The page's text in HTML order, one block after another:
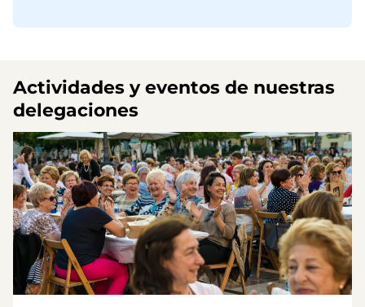
Actividades y eventos de nuestras
delegaciones